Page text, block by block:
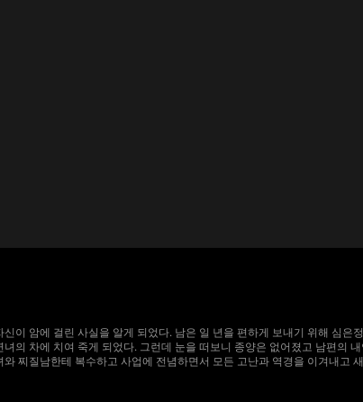
이 암에 걸린 사실을 알게 되었다. 남은 일 년을 편하게 보내기 위해 심
의 차에 치여 죽게 되었다. 그런데 눈을 떠보니 종양은 없어졌고 남편의
찌질남한테 복수하고 사업에 전념하면서 모든 고난과 역경을 이겨내고